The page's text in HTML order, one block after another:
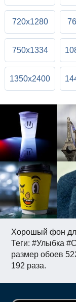
Хорошый фон
Теги: #Улыбка
размер обоев
192 раза.
720x1280
750x1334
1350x2400